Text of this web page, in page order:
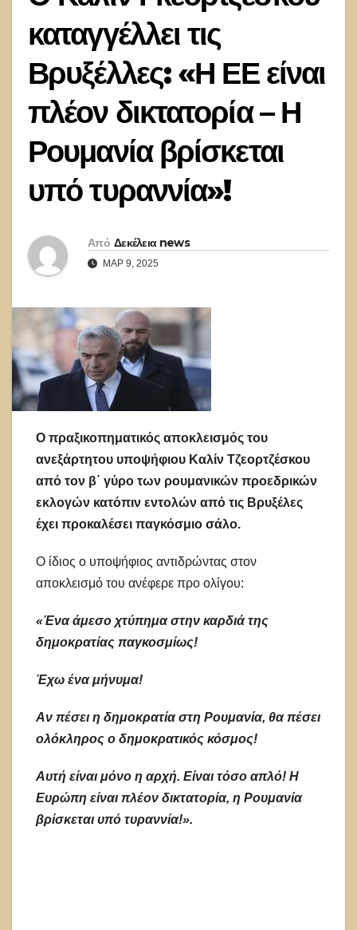
καταγγέλλει τις
Βρυξέλλες: «Η ΕΕ είναι
πλέον δικτατορία – Η
Ρουμανία βρίσκεται
υπό τυραννία»!
Από Δεκέλεια news
ΜΑΡ 9, 2025
Ο πραξικοπηματικός αποκλεισμός του
ανεξάρτητου υποψήφιου Καλίν Τζεορτζέσκου
από τον β΄ γύρο των ρουμανικών προεδρικών
εκλογών κατόπιν εντολών από τις Βρυξέλες
έχει προκαλέσει παγκόσμιο σάλο.
Ο ίδιος ο υποψήφιος αντιδρώντας στον
αποκλεισμό του ανέφερε προ ολίγου:
«Ένα άμεσο χτύπημα στην καρδιά της
δημοκρατίας παγκοσμίως!
Έχω ένα μήνυμα!
Αν πέσει η δημοκρατία στη Ρουμανία, θα πέσει
ολόκληρος ο δημοκρατικός κόσμος!
Αυτή είναι μόνο η αρχή. Είναι τόσο απλό! Η
Ευρώπη είναι πλέον δικτατορία, η Ρουμανία
βρίσκεται υπό τυραννία!».